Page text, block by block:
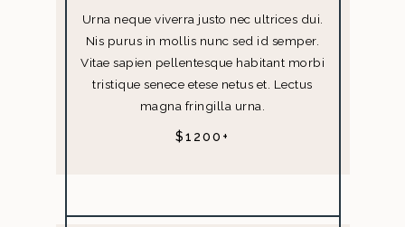
Urna neque viverra justo nec ultrices dui.
Nis purus in mollis nunc sed id semper.
Vitae sapien pellentesque habitant morbi
tristique senece etese netus et. Lectus
magna fringilla urna.
$1200+